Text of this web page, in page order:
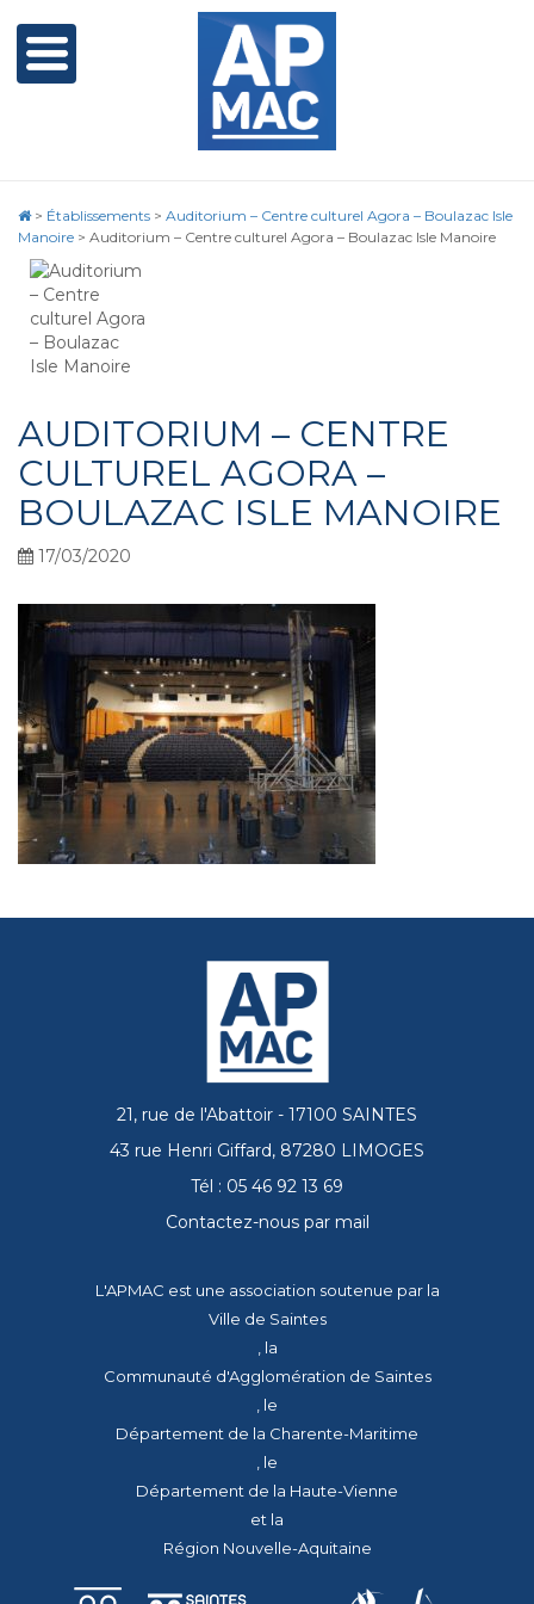
> Établissements > Auditorium – Centre culturel Agora – Boulazac Isle
Manoire > Auditorium – Centre culturel Agora – Boulazac Isle Manoire
AUDITORIUM – CENTRE
CULTUREL AGORA –
BOULAZAC ISLE MANOIRE
17/03/2020
21, rue de l'Abattoir - 17100 SAINTES
43 rue Henri Giffard, 87280 LIMOGES
Tél : 05 46 92 13 69
Contactez-nous par mail
L'APMAC est une association soutenue par la
Ville de Saintes
, la
Communauté d'Agglomération de Saintes
, le
Département de la Charente-Maritime
, le
Département de la Haute-Vienne
et la
Région Nouvelle-Aquitaine